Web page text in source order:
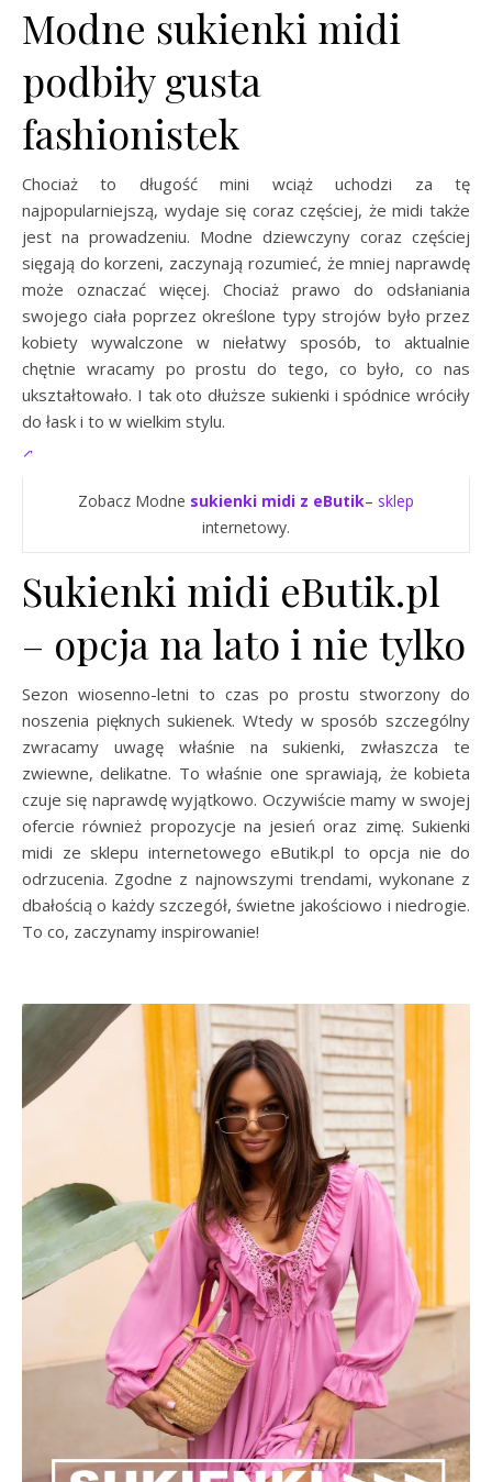
Modne sukienki midi
podbiły gusta
fashionistek
Chociaż to długość mini wciąż uchodzi za tę
najpopularniejszą, wydaje się coraz częściej, że midi także
jest na prowadzeniu. Modne dziewczyny coraz częściej
sięgają do korzeni, zaczynają rozumieć, że mniej naprawdę
może oznaczać więcej. Chociaż prawo do odsłaniania
swojego ciała poprzez określone typy strojów było przez
kobiety wywalczone w niełatwy sposób, to aktualnie
chętnie wracamy po prostu do tego, co było, co nas
ukształtowało. I tak oto dłuższe sukienki i spódnice wróciły
do łask i to w wielkim stylu.
Zobacz Modne sukienki midi z eButik– sklep
internetowy.
Sukienki midi eButik.pl
– opcja na lato i nie tylko
Sezon wiosenno-letni to czas po prostu stworzony do
noszenia pięknych sukienek. Wtedy w sposób szczególny
zwracamy uwagę właśnie na sukienki, zwłaszcza te
zwiewne, delikatne. To właśnie one sprawiają, że kobieta
czuje się naprawdę wyjątkowo. Oczywiście mamy w swojej
ofercie również propozycje na jesień oraz zimę. Sukienki
midi ze sklepu internetowego eButik.pl to opcja nie do
odrzucenia. Zgodne z najnowszymi trendami, wykonane z
dbałością o każdy szczegół, świetne jakościowo i niedrogie.
To co, zaczynamy inspirowanie!